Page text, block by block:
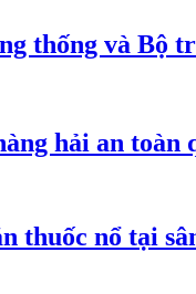
thống và Bộ
hải an toàn
thuốc nổ tại